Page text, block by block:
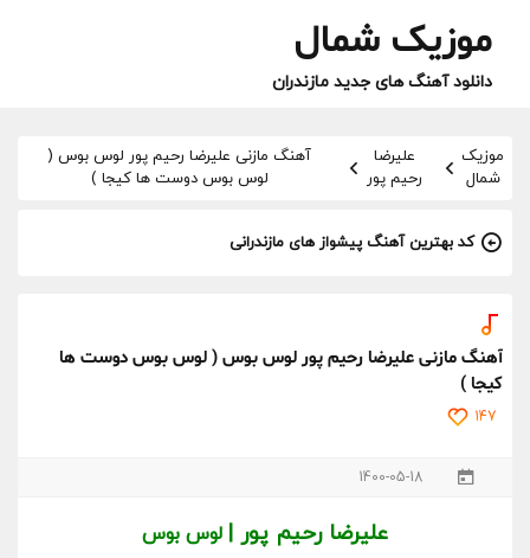
موزیک شمال
دانلود آهنگ های جدید مازندران
موزیک
شمال
علیرضا
رحیم پور
آهنگ مازنی علیرضا رحیم پور لوس بوس (
لوس بوس دوست ها کیجا )
کد بهترین آهنگ پیشواز های مازندرانی
آهنگ مازنی علیرضا رحیم پور لوس بوس ( لوس بوس دوست ها
کیجا )
147
1400-05-18
علیرضا رحیم پور | لوس بوس